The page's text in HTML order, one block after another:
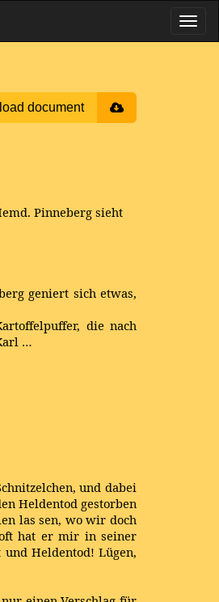
document
Pinneberg sieht
geniert sich etwas,
die nach
…
und dabei
Heldentod gestorben
las sen, wo wir doch
oft hat er mir in seiner
Heldentod! Lügen,